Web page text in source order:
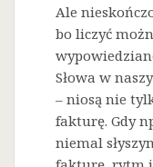
Ale
bo liczyć
Słowa w
– niosą nie
fakturę. Gdy
niemal